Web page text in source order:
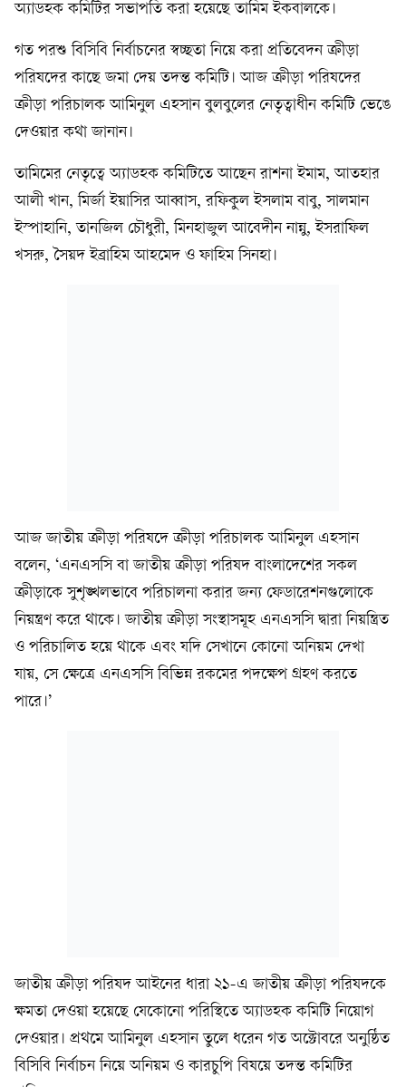
অ্যাডহক কমিটির সভাপতি করা হয়েছে তামিম ইকবালকে।
গত পরশু বিসিবি নির্বাচনের স্বচ্ছতা নিয়ে করা প্রতিবেদন ক্রীড়া
পরিষদের কাছে জমা দেয় তদন্ত কমিটি। আজ ক্রীড়া পরিষদের
ক্রীড়া পরিচালক আমিনুল এহসান বুলবুলের নেতৃত্বাধীন কমিটি ভেঙে
দেওয়ার কথা জানান।
তামিমের নেতৃত্বে অ্যাডহক কমিটিতে আছেন রাশনা ইমাম, আতহার
আলী খান, মির্জা ইয়াসির আব্বাস, রফিকুল ইসলাম বাবু, সালমান
ইস্পাহানি, তানজিল চৌধুরী, মিনহাজুল আবেদীন নান্নু, ইসরাফিল
খসরু, সৈয়দ ইব্রাহিম আহমেদ ও ফাহিম সিনহা।
আজ জাতীয় ক্রীড়া পরিষদে ক্রীড়া পরিচালক আমিনুল এহসান
বলেন, ‘এনএসসি বা জাতীয় ক্রীড়া পরিষদ বাংলাদেশের সকল
ক্রীড়াকে সুশৃঙ্খলভাবে পরিচালনা করার জন্য ফেডারেশনগুলোকে
নিয়ন্ত্রণ করে থাকে। জাতীয় ক্রীড়া সংস্থাসমূহ এনএসসি দ্বারা নিয়ন্ত্রিত
ও পরিচালিত হয়ে থাকে এবং যদি সেখানে কোনো অনিয়ম দেখা
যায়, সে ক্ষেত্রে এনএসসি বিভিন্ন রকমের পদক্ষেপ গ্রহণ করতে
পারে।’
জাতীয় ক্রীড়া পরিষদ আইনের ধারা ২১-এ জাতীয় ক্রীড়া পরিষদকে
ক্ষমতা দেওয়া হয়েছে যেকোনো পরিস্থিতে অ্যাডহক কমিটি নিয়োগ
দেওয়ার। প্রথমে আমিনুল এহসান তুলে ধরেন গত অক্টোবরে অনুষ্ঠিত
বিসিবি নির্বাচন নিয়ে অনিয়ম ও কারচুপি বিষয়ে তদন্ত কমিটির